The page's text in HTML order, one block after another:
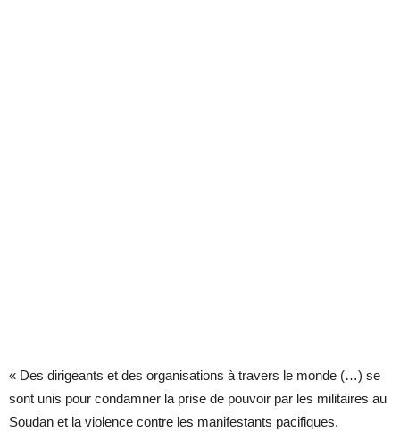
« Des dirigeants et des organisations à travers le monde (…) se
sont unis pour condamner la prise de pouvoir par les militaires au
Soudan et la violence contre les manifestants pacifiques.